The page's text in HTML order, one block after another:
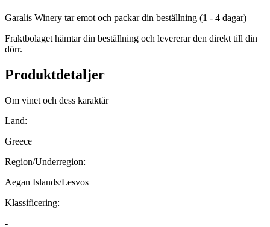
Garalis Winery tar emot och packar din beställning (1 - 4 dagar)
Fraktbolaget hämtar din beställning och levererar den direkt till din
dörr.
Produktdetaljer
Om vinet och dess karaktär
Land:
Greece
Region/Underregion:
Aegan Islands/Lesvos
Klassificering:
-